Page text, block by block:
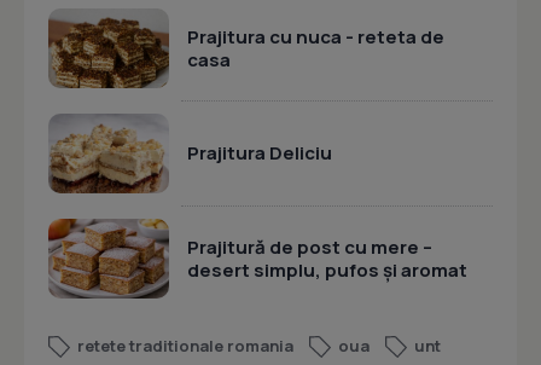
Prajitura cu nuca - reteta de
casa
Prajitura Deliciu
Prajitură de post cu mere –
desert simplu, pufos și aromat
retete traditionale romania oua
unt